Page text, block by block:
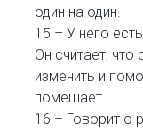
один на один.
15 – У него
Он считает,
изменить и
помешает.
16 – Говорит о